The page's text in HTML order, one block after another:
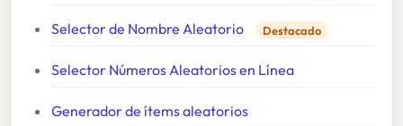
Selector de Nombre Aleatorio Destacado
Selector Números Aleatorios en Línea
Generador de ítems aleatorios